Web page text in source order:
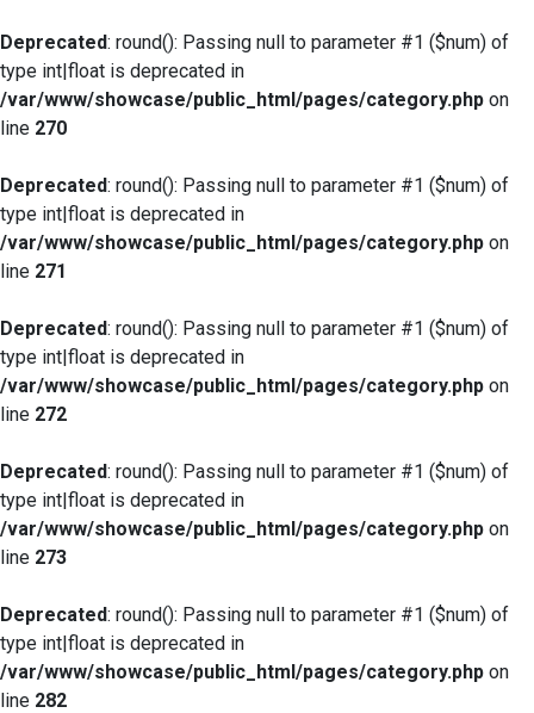
Deprecated: round(): Passing null to parameter #1 ($num) of
type int|float is deprecated in
/var/www/showcase/public_html/pages/category.php on
line 270
Deprecated: round(): Passing null to parameter #1 ($num) of
type int|float is deprecated in
/var/www/showcase/public_html/pages/category.php on
line 271
Deprecated: round(): Passing null to parameter #1 ($num) of
type int|float is deprecated in
/var/www/showcase/public_html/pages/category.php on
line 272
Deprecated: round(): Passing null to parameter #1 ($num) of
type int|float is deprecated in
/var/www/showcase/public_html/pages/category.php on
line 273
Deprecated: round(): Passing null to parameter #1 ($num) of
type int|float is deprecated in
/var/www/showcase/public_html/pages/category.php on
line 282